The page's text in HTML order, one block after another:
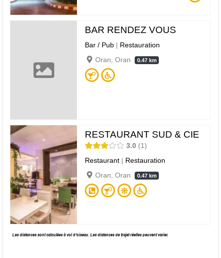
BAR RENDEZ VOUS
Bar / Pub | Restauration
Oran, Oran
0.47 km
RESTAURANT SUD & CIE
3.0
1
Restaurant | Restauration
Oran, Oran
0.47 km
Les distances sont calculées à vol d’oiseau. Les distances de trajet réelles peuvent varier.